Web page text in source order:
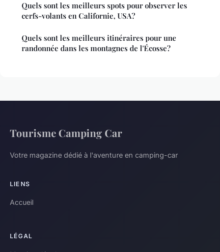
Quels sont les meilleurs spots pour observer les
cerfs-volants en Californie, USA?
Quels sont les meilleurs itinéraires pour une
randonnée dans les montagnes de l'Écosse?
Tourisme Camping Car
Votre magazine dédié à l'aventure en camping-car
LIENS
Accueil
LÉGAL